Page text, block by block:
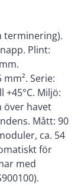
terminering).
Plint:
Serie:
+45°C. Miljö:
över havet
Mått: 90
ca. 54
för
med